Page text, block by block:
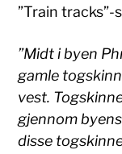
”Train tracks”-
”Midt i byen
gamle
vest.
gjennom
disse